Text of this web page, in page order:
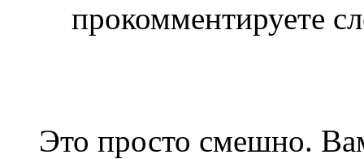
прокомментируете
Это просто смешно.